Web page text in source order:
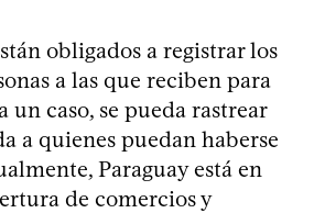
obligados a registrar los
a las que reciben para
un caso, se pueda rastrear
a quienes puedan haberse
Paraguay está en
de comercios y